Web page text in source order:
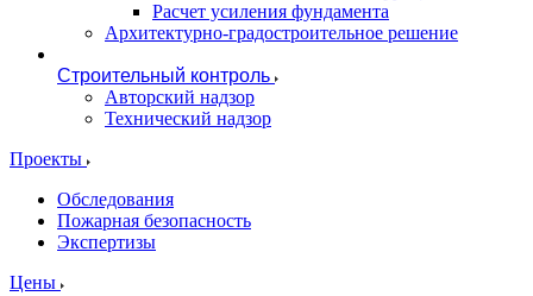
Расчет усиления фундамента
Архитектурно-градостроительное решение
Строительный контроль
Авторский надзор
Технический надзор
Проекты
Обследования
Пожарная безопасность
Экспертизы
Цены